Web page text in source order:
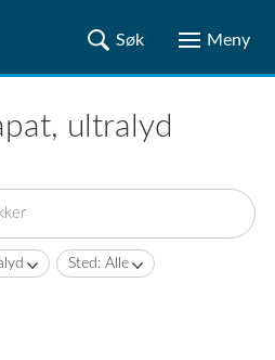
ultralyd
Sted: Alle